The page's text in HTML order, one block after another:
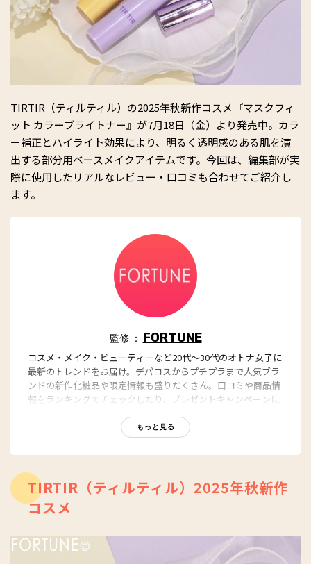
TIRTIR（ティルティル）の2025年秋新作コスメ『マスクフィ
ット カラーブライトナー』が7月18日（金）より発売中。カラ
ー補正とハイライト効果により、明るく透明感のある肌を演
出する部分用ベースメイクアイテムです。今回は、編集部が実
際に使用したリアルなレビュー・口コミも合わせてご紹介し
ます。
監修 ： FORTUNE
コスメ・メイク・ビューティーなど20代～30代のオトナ女子に
最新のトレンドをお届け。デパコスからプチプラまで人気ブラ
ンドの新作化粧品や限定情報も盛りだくさん。口コミや商品情
報をランキングでチェックしたり、プレゼントキャンペーンに
https://fortune-girl.com/
もっと見る
TIRTIR（ティルティル）2025年秋新作
コスメ